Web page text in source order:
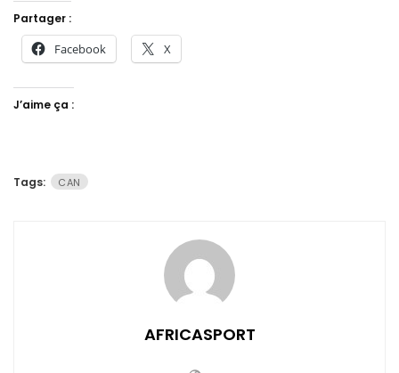
Partager :
Facebook X
J’aime ça :
Tags: CAN
AFRICASPORT